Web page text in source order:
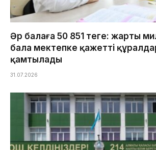
Әр балаға 50 851 теңге: жарты
бала мектепке қажетті
қамтылады
31.07.2026